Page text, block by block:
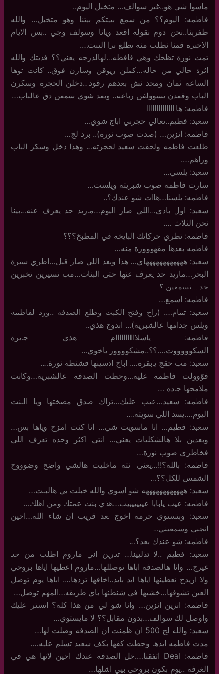
ماسوا شي هو..غير سوالف… متخبل اليوم..
فاطمه: اليوم؟؟ من سمع بييتكم بيتنا وهو متخبل… والله
طفربنا..نحن دوم نقوله اقعد ويانا وسولف وجي ..بس الايام
الاخيره قمنا نطلب منه يطلع برا البيت….
تمت نورة تظحك وهي قافطه…لهالدرجه يعني؟؟ فديتك والله
اثرة حالي من حاله…كملن ريوقن وسارن فوق.. كانت توها
الساعه ثمان ومحد نش بعدهم رقود…دخلن الحجره وسكرن
الباب وقعدن يسوولفن رباعه.. وبعد شوي سمعن دق عالباب…
فاطمه: هاااااااااااااااا
سعيد: فطيم..تعالي حجرتي اباج شوي…
فاطمه: انزين… (صدت صوب نورة).. برد لج…
طلعت فاطمه ولحقت سعيد لحجرته… وهذا دخل وسكر الباب
وراهم….
سعيد: يلسي…
سارت فاطمه صوب شبريته ويلست…
فاطمه: يلسنا…هاات شو عندك؟..
سعيد: اول بادي…اللي صار اليوم…ماريد حد يعرف عنه…بينا
نحن الثلاث ….
فاطمه: تطري حركاتك البايخه في المطبخ؟؟؟
فاطمه بعدها مقهووورة منه…
سعيد: ههههههههههههاي… هذا وبعد اللي صار قبل…اطري سيرة
البحر…ماريد حد يعرف عنها حتى البنات…مب تسيرين تخبرين
حد….تسمعين.؟
فاطمه: اسمع…
سعيد: تمام…. (راح وفتح الكبت وطلع الصدفه ..ورد لفاطمه
ويلس جدامها عالشبرية)… اندوج هذي..
فاطمه: ياسلااااااااااام هذي جايزة
السكوووووت….؟؟..مشكوووور ياخوي…
سعيد: مب حقج يابقرة…. اباج ادسينها فشنطة نورة….
فوّوولت فاطمه عليه…وحطت الصدفه عالشبرية…وكانت
ملامحها جاده …
فاطمه: سعيد…عيب عليك…تراك صدق مصختها ويا البنت
اليوم….يسد اللي سويته….
سعيد: فطيم… انا ماسويت شي… انا كنت امزح وياها بس…
وبعدين بلا هالشكليات يعني… انتي اكثر وحده تعرف اللي
فخاطري صوب نورة…
فاطمه: بالله؟!!…يعني انته ماخليت هالشي واضح وضوووح
الشمس للكل؟؟…
سعيد: ههههههههههههه شو اسوي والله خبلت بي هالبنت…
فاطمه: عيب يابابا عيييييييب…هذي بنت عمتك ومن اهلك…
سعيد: وبتستوي حرمه اخوج بعد قريب ان شاء الله…احين
انجبي وسمعيني…
فاطمه: شو عندك بعد؟…
سعيد: فطيم ..لا تذليينا… تدرين اني ماروم اطلب من حد
غيرج… وانا هالصدفه اباها توصللها…ماروم اعطيها اياها بروحي
ولا اريدج تعطينها اياها ايد بايد..اخافها تردها…. اباها يوم توصل
العين تشوفها…خشيها في شنطتها باي طريقه…المهم توصل…
فاطمه: انزين انزين… وانا شو لي من هذا كله؟ اتستر عليك
واوصل لك سوالف…بدون مقابل؟؟ لا مايستوي…
سعيد: والله لج 500 ان ظمنت ان الصدفه وصلت لها…
مدت فاطمه ايدها وحطت كفها بكف سعيد تسلم عليه….
فاطمه: Deal اتفقنا….خل الصدفه عندك احين لانها هي في
الغرفه ..يوم بكون بروحي بيي اشلها…